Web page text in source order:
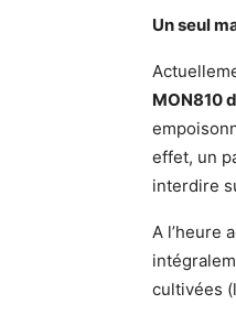
Un seul
MON810
effet, un
interdire
A l’heure
cultivées